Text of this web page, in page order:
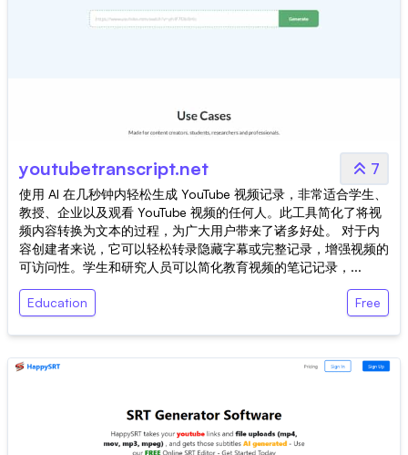
youtubetranscript.net 7
使用 AI 在几秒钟内轻松生成 YouTube 视频记录，非常适合学生、
教授、企业以及观看 YouTube 视频的任何人。此工具简化了将视
频内容转换为文本的过程，为广大用户带来了诸多好处。 对于内
容创建者来说，它可以轻松转录隐藏字幕或完整记录，增强视频的
可访问性。学生和研究人员可以简化教育视频的笔记记录，...
Education Free